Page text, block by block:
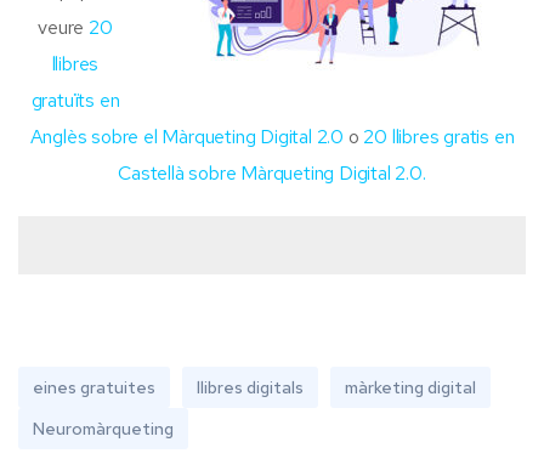
veure 20
llibres
gratuïts en
Anglès sobre el Màrqueting Digital 2.0 o 20 llibres gratis en
Castellà sobre Màrqueting Digital 2.0.
eines gratuites llibres digitals
màrketing digital
Neuromàrqueting